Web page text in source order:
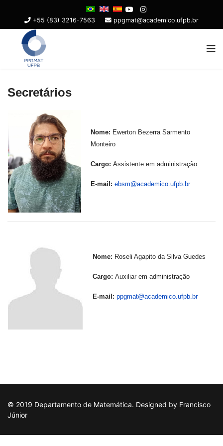
+55 (83) 3216-7563 ppgmat@academico.ufpb.br
Secretários
Nome: Ewerton Bezerra Sarmento
Monteiro
Cargo: Assistente em administração
E-mail: ebsm@academico.ufpb.br
Nome: Roseli Agapito da Silva Guedes
Cargo: Auxiliar em administração
E-mail: ppgmat@academico.ufpb.br
© 2019 Departamento de Matemática. Designed by Francisco
Júnior